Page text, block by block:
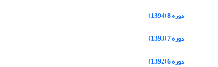
دوره 8 (1394)
دوره 7 (1393)
دوره 6 (1392)